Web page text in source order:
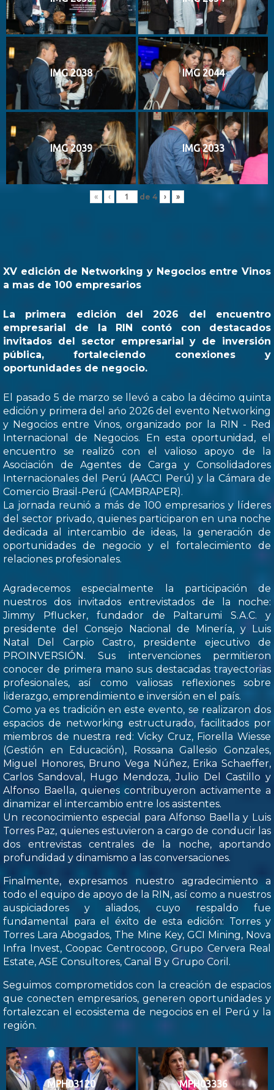
IMG 2038 IMG 2044
IMG 2039 IMG 2033
« ‹ de 4 › »
XV edición de Networking y Negocios entre Vinos
a mas de 100 empresarios
La primera edición del 2026 del encuentro
empresarial de la RIN contó con destacados
invitados del sector empresarial y de inversión
pública, fortaleciendo conexiones y
oportunidades de negocio.
El pasado 5 de marzo se llevó a cabo la décimo quinta
edición y primera del ańo 2026 del evento Networking
y Negocios entre Vinos, organizado por la RIN - Red
Internacional de Negocios. En esta oportunidad, el
encuentro se realizó con el valioso apoyo de la
Asociación de Agentes de Carga y Consolidadores
Internacionales del Perú (AACCI Perú) y la Cámara de
Comercio Brasil-Perú (CAMBRAPER).
La jornada reunió a más de 100 empresarios y líderes
del sector privado, quienes participaron en una noche
dedicada al intercambio de ideas, la generación de
oportunidades de negocio y el fortalecimiento de
relaciones profesionales.
Agradecemos especialmente la participación de
nuestros dos invitados entrevistados de la noche:
Jimmy Pflucker, fundador de Paltarumi S.A.C. y
presidente del Consejo Nacional de Minería, y Luis
Natal Del Carpio Castro, presidente ejecutivo de
PROINVERSIÓN. Sus intervenciones permitieron
conocer de primera mano sus destacadas trayectorias
profesionales, así como valiosas reflexiones sobre
liderazgo, emprendimiento e inversión en el país.
Como ya es tradición en este evento, se realizaron dos
espacios de networking estructurado, facilitados por
miembros de nuestra red: Vicky Cruz, Fiorella Wiesse
(Gestión en Educación), Rossana Gallesio Gonzales,
Miguel Honores, Bruno Vega Núñez, Erika Schaeffer,
Carlos Sandoval, Hugo Mendoza, Julio Del Castillo y
Alfonso Baella, quienes contribuyeron activamente a
dinamizar el intercambio entre los asistentes.
Un reconocimiento especial para Alfonso Baella y Luis
Torres Paz, quienes estuvieron a cargo de conducir las
dos entrevistas centrales de la noche, aportando
profundidad y dinamismo a las conversaciones.
Finalmente, expresamos nuestro agradecimiento a
todo el equipo de apoyo de la RIN, así como a nuestros
auspiciadores y aliados, cuyo respaldo fue
fundamental para el éxito de esta edición: Torres y
Torres Lara Abogados, The Mine Key, GCI Mining, Nova
Infra Invest, Coopac Centrocoop, Grupo Cervera Real
Estate, ASE Consultores, Canal B y Grupo Coril.
Seguimos comprometidos con la creación de espacios
que conecten empresarios, generen oportunidades y
fortalezcan el ecosistema de negocios en el Perú y la
región.
MPH03120 MPH03336